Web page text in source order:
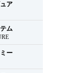
ア
ム
ー